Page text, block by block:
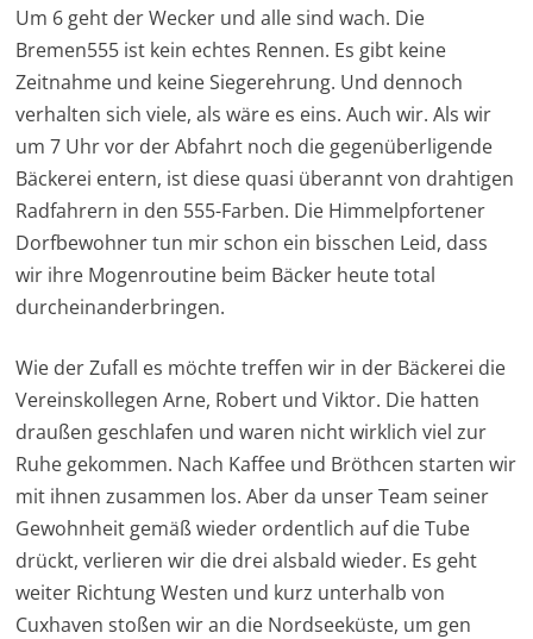
Um 6 geht der Wecker und alle sind wach. Die
Bremen555 ist kein echtes Rennen. Es gibt keine
Zeitnahme und keine Siegerehrung. Und dennoch
verhalten sich viele, als wäre es eins. Auch wir. Als wir
um 7 Uhr vor der Abfahrt noch die gegenüberligende
Bäckerei entern, ist diese quasi überannt von drahtigen
Radfahrern in den 555-Farben. Die Himmelpfortener
Dorfbewohner tun mir schon ein bisschen Leid, dass
wir ihre Mogenroutine beim Bäcker heute total
durcheinanderbringen.
Wie der Zufall es möchte treffen wir in der Bäckerei die
Vereinskollegen Arne, Robert und Viktor. Die hatten
draußen geschlafen und waren nicht wirklich viel zur
Ruhe gekommen. Nach Kaffee und Bröthcen starten wir
mit ihnen zusammen los. Aber da unser Team seiner
Gewohnheit gemäß wieder ordentlich auf die Tube
drückt, verlieren wir die drei alsbald wieder. Es geht
weiter Richtung Westen und kurz unterhalb von
Cuxhaven stoßen wir an die Nordseeküste, um gen